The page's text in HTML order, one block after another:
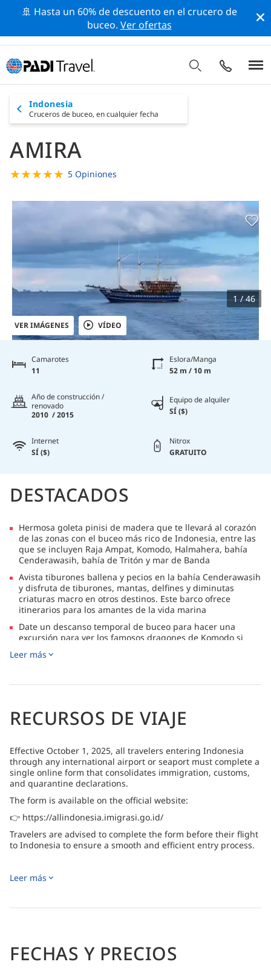
🚢 Hasta un 60% de descuento en el crucero de
buceo. Ver ofertas
Indonesia
Cruceros de buceo, en cualquier fecha
AMIRA
★★★★★ 5 Opiniones
VER IMÁGENES VÍDEO
1 / 46
Camarotes
11
Eslora/Manga
52 m / 10 m
Año de construcción /
renovado
2010 / 2015
Equipo de alquiler
SÍ ($)
Internet
SÍ ($)
Nitrox
GRATUITO
DESTACADOS
Hermosa goleta pinisi de madera que te llevará al corazón
de las zonas con el buceo más rico de Indonesia, entre las
que se incluyen Raja Ampat, Komodo, Halmahera, bahía
Cenderawasih, bahía de Tritón y mar de Banda
Avista tiburones ballena y pecios en la bahía Cenderawasih
y disfruta de tiburones, mantas, delfines y diminutas
criaturas macro en otros destinos. Este barco ofrece
itinerarios para los amantes de la vida marina
Date un descanso temporal de buceo para hacer una
excursión para ver los famosos dragones de Komodo si
lugares de buceo dependiendo de tus habilidades y
Leer más
RECURSOS DE VIAJE
Effective October 1, 2025, all travelers entering Indonesia
through any international airport or seaport must complete a
single online form that consolidates immigration, customs,
and quarantine declarations.
The form is available on the official website:
👉 https://allindonesia.imigrasi.go.id/
Travelers are advised to complete the form before their flight
to Indonesia to ensure a smooth and efficient entry process.
Leer más
FECHAS Y PRECIOS